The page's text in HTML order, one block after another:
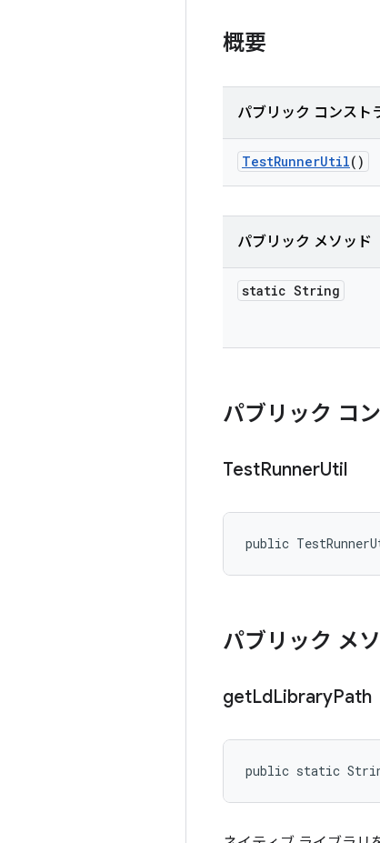
概要
パブリック コンスト
TestRunnerUtil()
パブリック メソッド
static String
パブリック コ
TestRunnerUtil
public
パブリック メ
getLdLibraryPath
public static